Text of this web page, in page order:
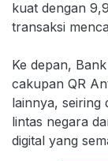
kuat dengan
transaksi
Ke depan,
cakupan QR
lainnya, seiring
lintas negara
digital yang